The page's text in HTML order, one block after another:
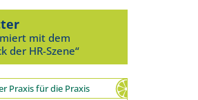
mit dem
der HR-Szene“
Praxis für die Praxis